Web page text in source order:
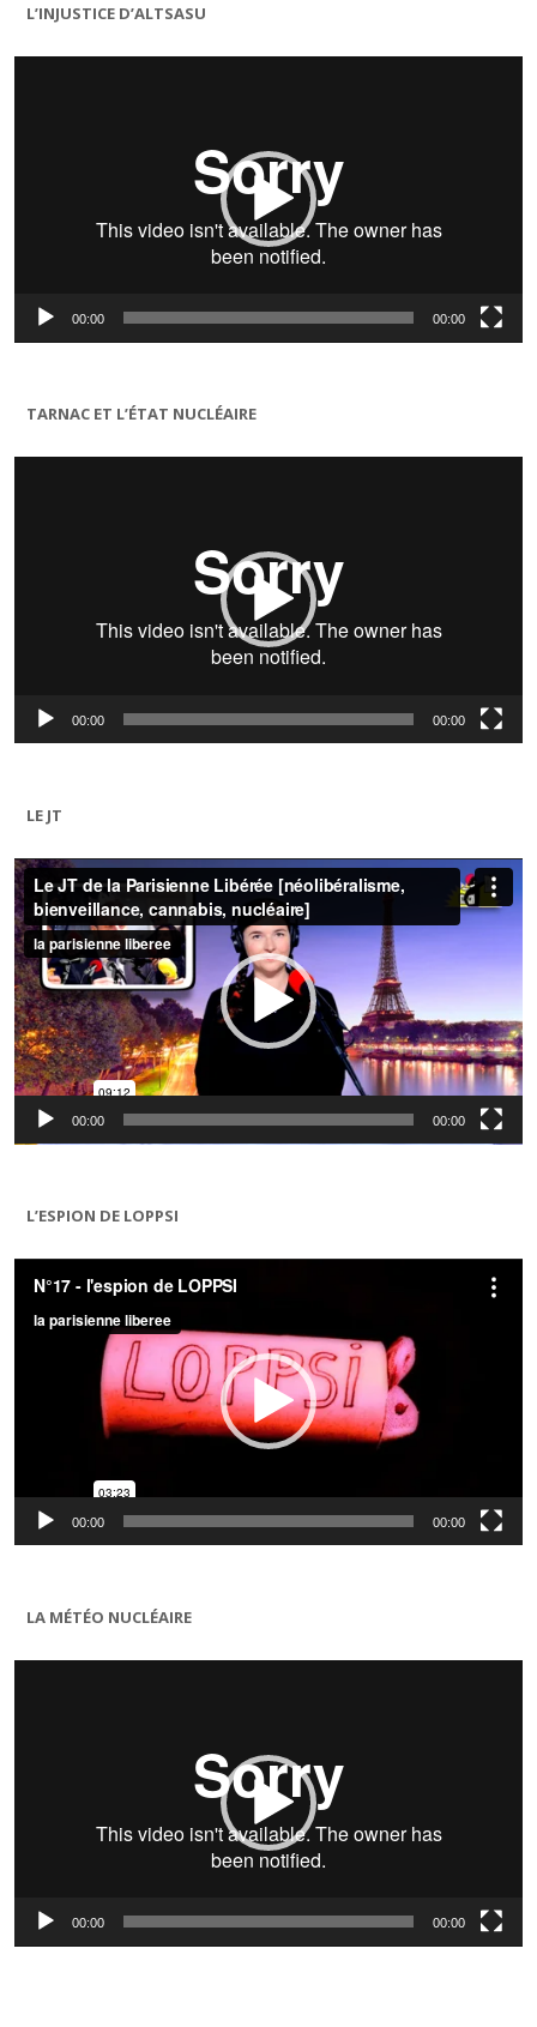
L’INJUSTICE D’ALTSASU
Lecteur
00:00 00:00
TARNAC ET L’ÉTAT NUCLÉAIRE
Lecteur
00:00 00:00
LE JT
Lecteur
vidéo
00:00 00:00
L’ESPION DE LOPPSI
Lecteur
vidéo
00:00 00:00
LA MÉTÉO NUCLÉAIRE
Lecteur
00:00 00:00